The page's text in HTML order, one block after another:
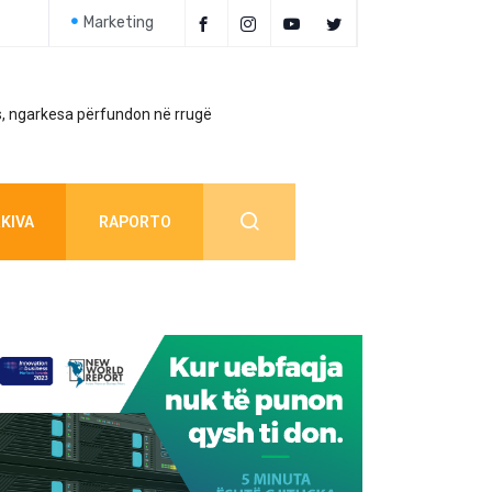
Marketing
ngarkesa përfundon në rrugë
RAPORTO